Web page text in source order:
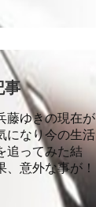
事
藤ゆきの現在が
になり今の生活
追ってみた結
、意外な事が！